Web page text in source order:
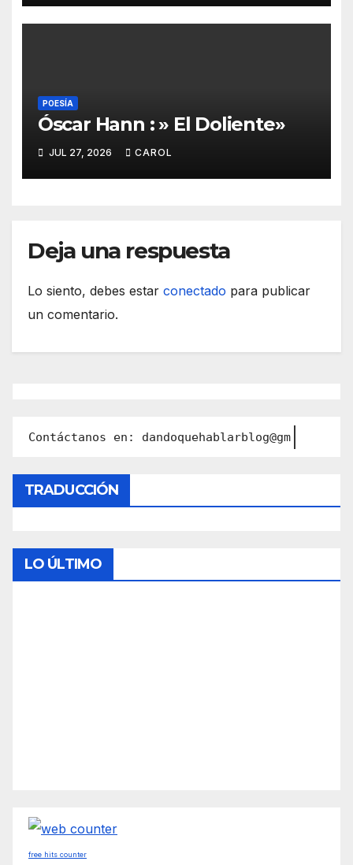
POESÍA
Óscar Hann : » El Doliente»
JUL 27, 2026 CAROL
Deja una respuesta
Lo siento, debes estar conectado para publicar
un comentario.
Contáctanos en: dandoquehablarblog@gmail.com
TRADUCCIÓN
LO ÚLTIMO
free hits counter